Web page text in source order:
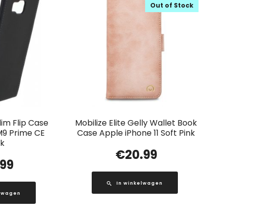
Flip Case
Prime CE
Mobilize Elite Gelly Wallet Book
Case Apple iPhone 11 Soft Pink
Out of Stock
€20.99
In winkelwagen